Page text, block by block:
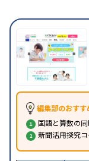
編集部のおすす
国語と算数の
新聞活用探究